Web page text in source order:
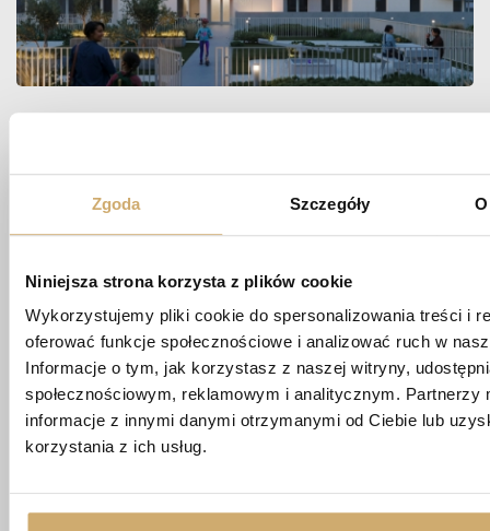
Zgoda Szczegóły
Niniejsza strona korzysta z plików cookie
Wykorzystujemy pliki cookie do spersonalizowania treści i
oferować funkcje społecznościowe i analizować ruch w
Informacje o tym, jak korzystasz z naszej witryny,
społecznościowym, reklamowym i analitycznym. Partnerzy
informacje z innymi danymi otrzymanymi od Ciebie lub
korzystania z ich usług.
Zapytaj
O MIESZKANIE
+48 881 737 573
+48 663 689 911
ul. Wędrowna 1/87,
20-819 Lublin
Imię *